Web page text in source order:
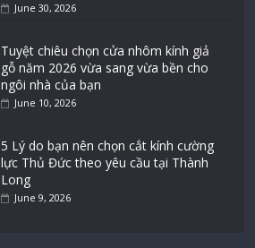
June 30, 2026
Tuyệt chiêu chọn cửa nhôm kính giả
gỗ năm 2026 vừa sang vừa bền cho
ngôi nhà của bạn
June 10, 2026
5 Lý do bạn nên chọn cắt kính cường
lực Thủ Đức theo yêu cầu tại Thành
Long
June 9, 2026